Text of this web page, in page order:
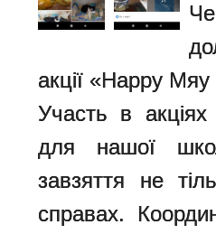
акції «Happy
Участь в
для нашої
завзяття не
справах.